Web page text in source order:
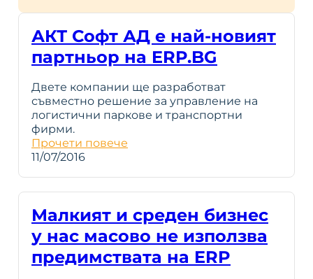
АКТ Софт АД е най-новият
партньор на ERP.BG
Двете компании ще разработват
съвместно решение за управление на
логистични паркове и транспортни
фирми.
Прочети повече
11/07/2016
Малкият и среден бизнес
у нас масово не използва
предимствата на ERP